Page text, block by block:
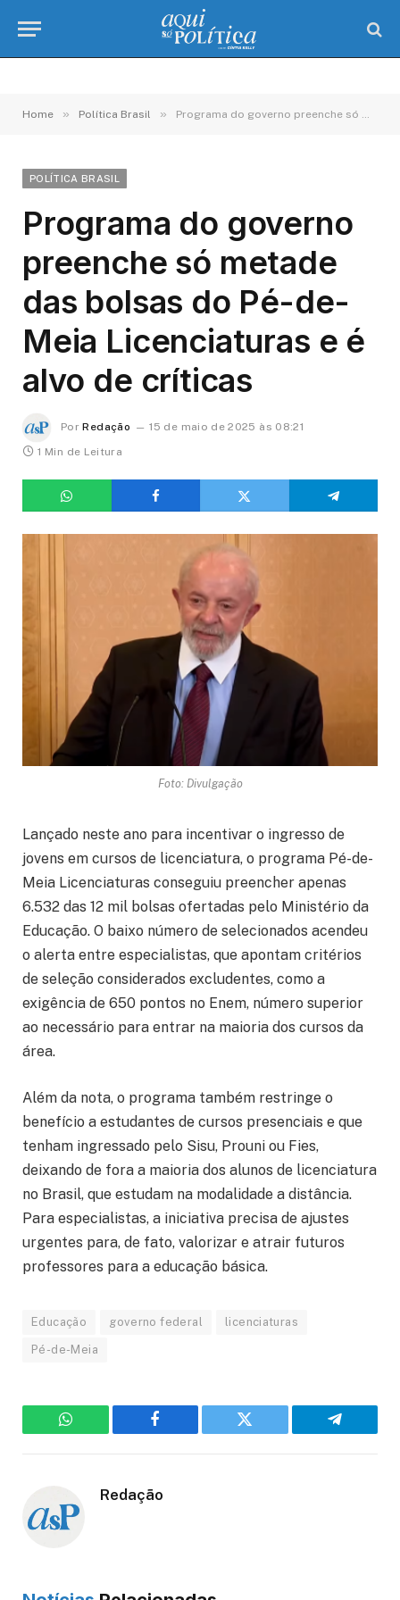
Home » Política Brasil » Programa do governo preenche só metade das bolsas do Pé-de-Meia Licenciaturas e é alvo de críticas
POLÍTICA BRASIL
Programa do governo
preenche só metade
das bolsas do Pé-de-
Meia Licenciaturas e é
alvo de críticas
Por Redação
15 de maio de 2025 às 08:21
1 Min de Leitura
Foto: Divulgação
Lançado neste ano para incentivar o ingresso de
jovens em cursos de licenciatura, o programa Pé-de-
Meia Licenciaturas conseguiu preencher apenas
6.532 das 12 mil bolsas ofertadas pelo Ministério da
Educação. O baixo número de selecionados acendeu
o alerta entre especialistas, que apontam critérios
de seleção considerados excludentes, como a
exigência de 650 pontos no Enem, número superior
ao necessário para entrar na maioria dos cursos da
área.
Além da nota, o programa também restringe o
benefício a estudantes de cursos presenciais e que
tenham ingressado pelo Sisu, Prouni ou Fies,
deixando de fora a maioria dos alunos de licenciatura
no Brasil, que estudam na modalidade a distância.
Para especialistas, a iniciativa precisa de ajustes
urgentes para, de fato, valorizar e atrair futuros
professores para a educação básica.
Educação governo federal licenciaturas
Pé-de-Meia
WhatsApp Facebook Twitter Telegram
Redação